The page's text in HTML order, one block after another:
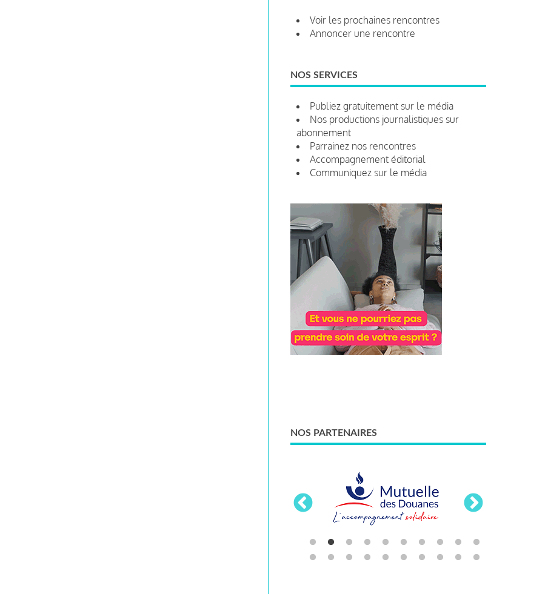
Voir les prochaines rencontres
Annoncer une rencontre
NOS SERVICES
Publiez gratuitement sur le média
Nos productions journalistiques sur
abonnement
Parrainez nos rencontres
Accompagnement éditorial
Communiquez sur le média
NOS PARTENAIRES